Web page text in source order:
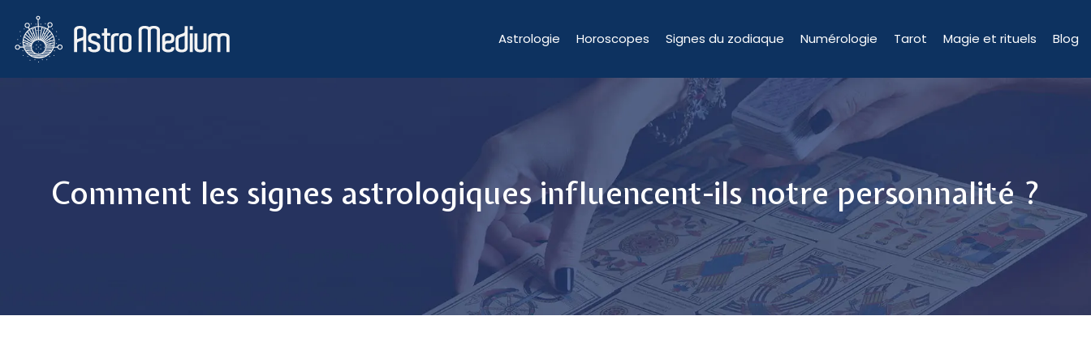
Astrologie Horoscopes Signes du zodiaque Numérologie Tarot Magie et rituels Blog
Comment les signes astrologiques influencent-ils notre personnalité ?